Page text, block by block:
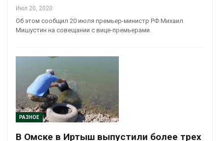
Июл 20, 2020
Об этом сообщил 20 июля премьер-министр РФ Михаил
Мишустин на совещании с вице-премьерами.
РАЗНОЕ
В Омске в Иртыш выпустили более трех